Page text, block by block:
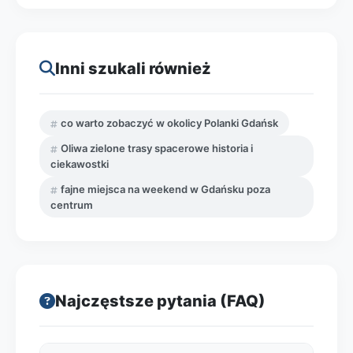
Inni szukali również
co warto zobaczyć w okolicy Polanki Gdańsk
Oliwa zielone trasy spacerowe historia i
ciekawostki
fajne miejsca na weekend w Gdańsku poza
centrum
Najczęstsze pytania (FAQ)